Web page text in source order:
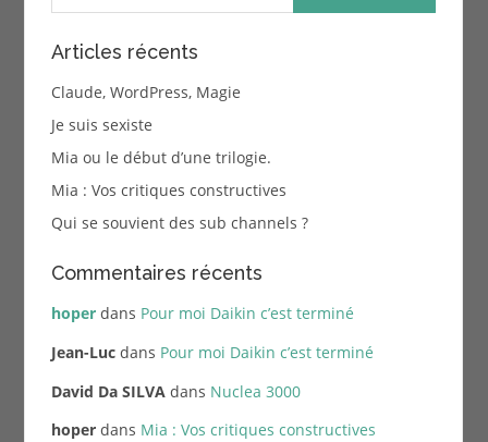
Articles récents
Claude, WordPress, Magie
Je suis sexiste
Mia ou le début d’une trilogie.
Mia : Vos critiques constructives
Qui se souvient des sub channels ?
Commentaires récents
hoperdans Pour moi Daikin c’est terminé
Jean-Lucdans Pour moi Daikin c’est terminé
David Da SILVA dans Nuclea 3000
hoperdans Mia : Vos critiques constructives